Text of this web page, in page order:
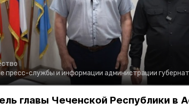
пресс-службы и информации администрации
главы Чеченской Республики в